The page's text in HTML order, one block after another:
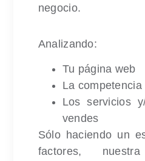
negocio.
Analizando:
Tu página web
La
Los servicios
vendes
Sólo haciendo un
factores,